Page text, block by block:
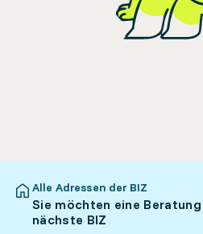
Alle Adressen der BIZ
Sie möchten eine
nächste BIZ